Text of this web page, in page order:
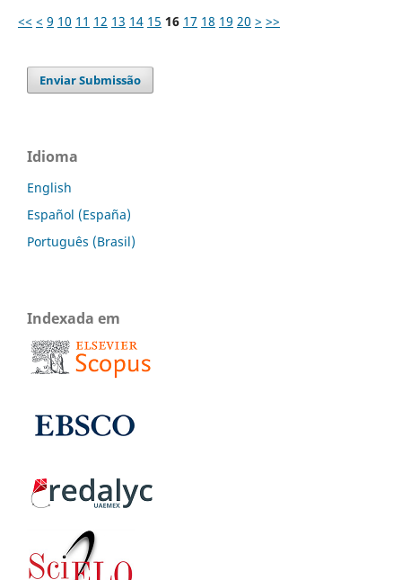
<< < 9 10 11 12 13 14 15 16 17 18 19 20 > >>
Enviar Submissão
Idioma
English
Español (España)
Português (Brasil)
Indexada em